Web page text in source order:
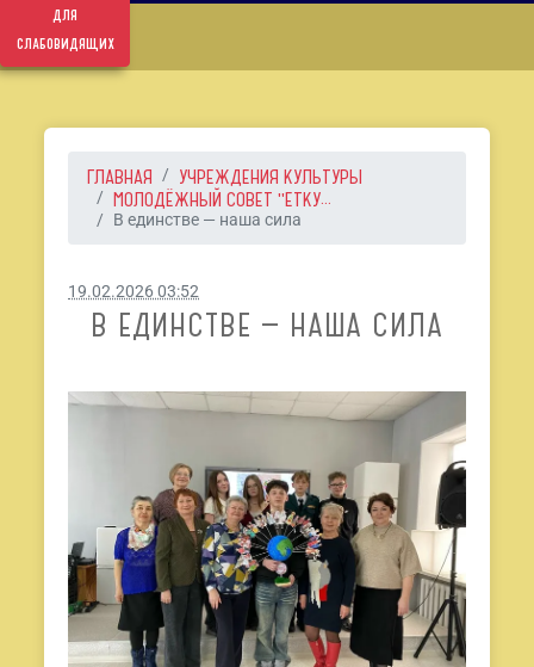
для
слабовидящих
ГЛАВНАЯ
УЧРЕЖДЕНИЯ КУЛЬТУРЫ
МОЛОДЁЖНЫЙ СОВЕТ "ЕТКУ...
В единстве — наша сила
19.02.2026 03:52
В ЕДИНСТВЕ — НАША СИЛА